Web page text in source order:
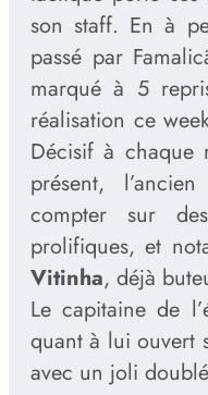
son staff. En à
passé par
marqué à 5
réalisation ce
Décisif à chaque
présent,
compter sur
prolifiques, et
Vitinha, déjà
Le capitaine de
quant à lui ouvert
avec un joli